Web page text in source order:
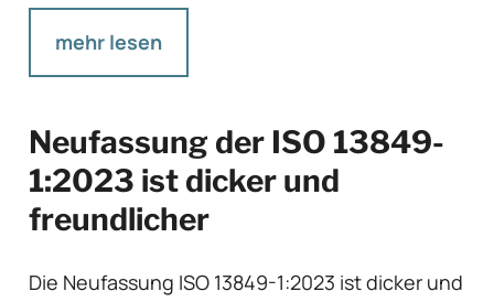
mehr lesen
Neufassung der ISO 13849-
1:2023 ist dicker und
freundlicher
Die Neufassung ISO 13849-1:2023 ist dicker und